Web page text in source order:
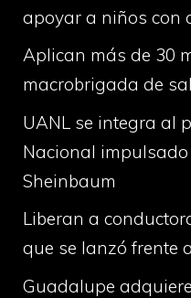
apoyar a niños con
Aplican más de 30
macrobrigada de
UANL se integra al
Nacional
Sheinbaum
Liberan a
que se lanzó frente
Guadalupe